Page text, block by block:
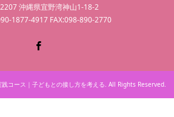
沖縄県宜野湾神山1-18-2
1877-4917 FAX:098-890-2770
コース｜子どもとの接し方を考える. All Rights Reserved.